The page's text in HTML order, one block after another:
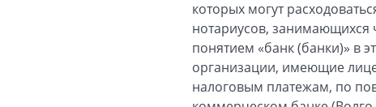
которых могут
нотариусов, занимающихся
понятием «банк (банки)» в
организации, имеющие
налоговым платежам, по